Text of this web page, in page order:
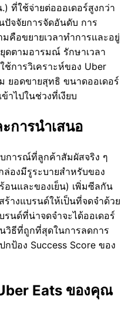
ที่ใช้จ่ายต่อออเดอร์สูงกว่า
ปัจจัยการจัดอันดับ การ
คือขยายเวลาทำการและอยู่
ดตามอารมณ์ รักษาเวลา
การวิเคราะห์ของ Uber
ยอดขายสุทธิ ขนาดออเดอร์
าไปในช่วงที่เงียบ
การนำเสนอ
การณ์ที่ลูกค้าสัมผัสจริง ๆ
องมีรูระบายสำหรับของ
นและของเย็น) เพิ่มซีลกัน
ร้างแบรนด์ให้เป็นที่จดจำด้วย
นด์ที่น่าจดจำจะได้ออเดอร์
วิธีที่ถูกที่สุดในการลดการ
กป้อง Success Score ของ
Eats ของคุณ